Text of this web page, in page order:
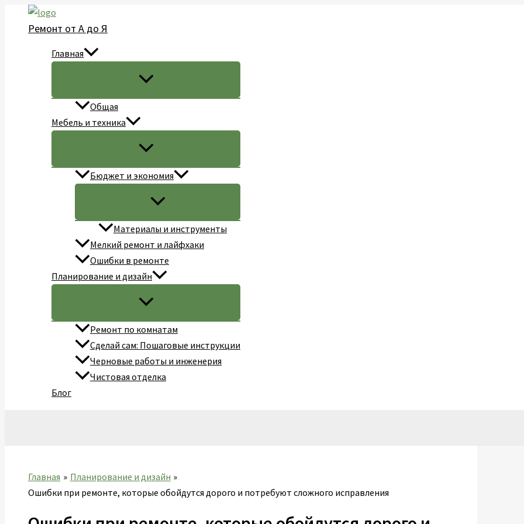
Перейти
Ремонт от А до Я
Главная
Общая
Мебель и техника
Бюджет и экономия
Материалы и инструменты
Мелкий ремонт и лайфхаки
Ошибки в ремонте
Планирование и дизайн
Ремонт по комнатам
Сделай сам: Пошаговые инструкции
Черновые работы и инженерия
Чистовая отделка
Блог
Главная
Планирование и дизайн
Ошибки при ремонте, которые обойдутся дорого и потребуют сложного исправления